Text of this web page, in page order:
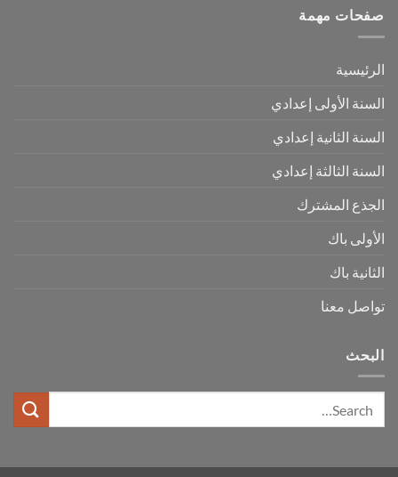
صفحات مهمة
الرئيسية
السنة الأولى إعدادي
السنة الثانية إعدادي
السنة الثالثة إعدادي
الجذع المشترك
الأولى باك
الثانية باك
تواصل معنا
البحث